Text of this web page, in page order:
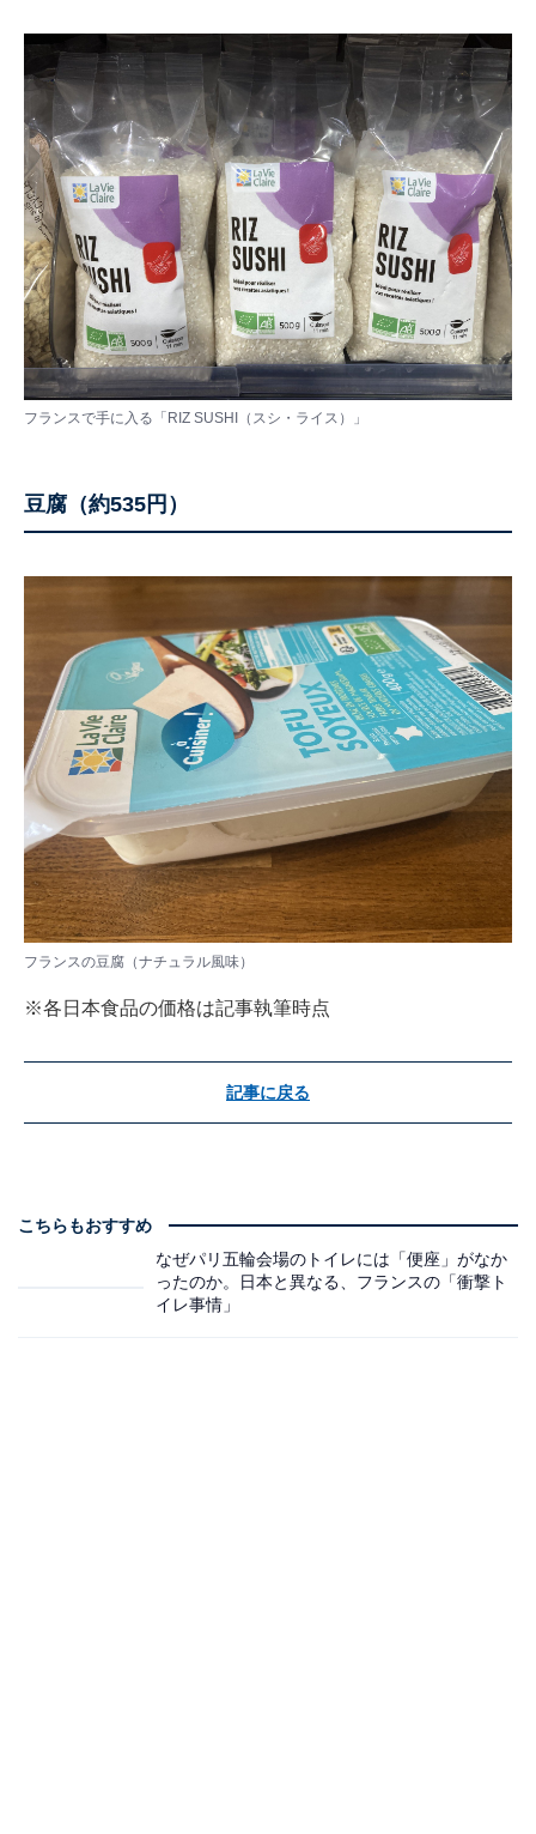
フランスで手に入る「RIZ SUSHI（スシ・ライス）」
豆腐（約535円）
フランスの豆腐（ナチュラル風味）
※各日本食品の価格は記事執筆時点
記事に戻る
こちらもおすすめ
なぜパリ五輪会場のトイレには「便座」がなか
ったのか。日本と異なる、フランスの「衝撃ト
イレ事情」